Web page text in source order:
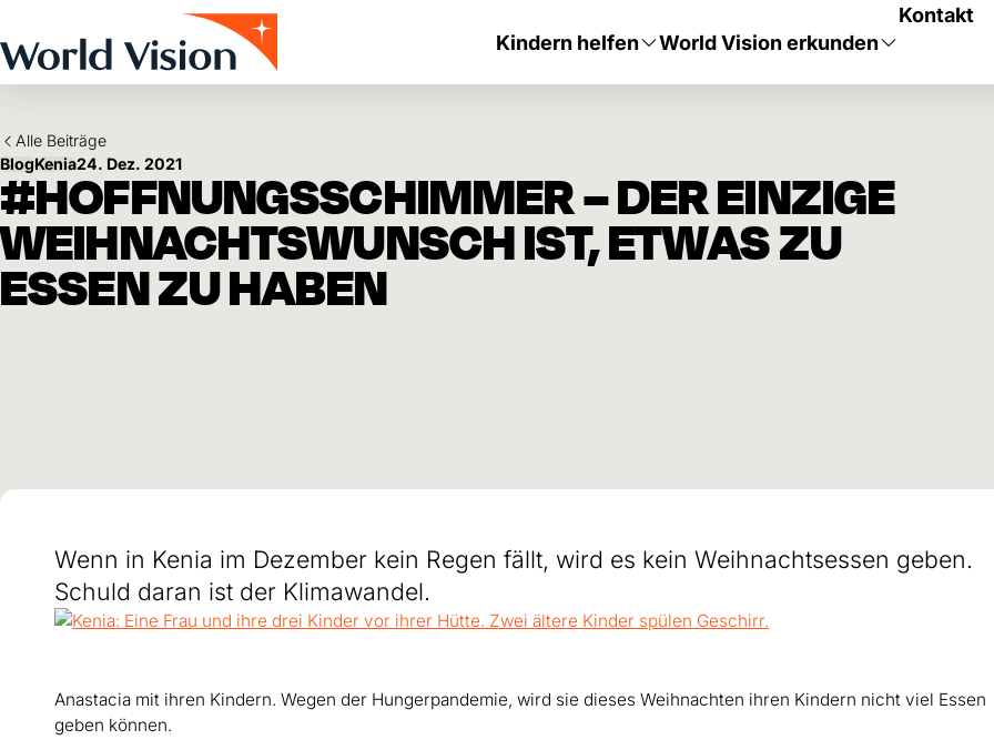
Kindern helfen World Vision erkunden
Kontakt
Alle Beiträge
BlogKenia24. Dez. 2021
#HOFFNUNGSSCHIMMER – DER EINZIGE
WEIHNACHTSWUNSCH IST, ETWAS ZU
ESSEN ZU HABEN
Wenn in Kenia im Dezember kein Regen fällt, wird es kein Weihnachtsessen geben.
Schuld daran ist der Klimawandel.
Anastacia mit ihren Kindern. Wegen der Hungerpandemie, wird sie dieses Weihnachten ihren Kindern nicht viel Essen
geben können.